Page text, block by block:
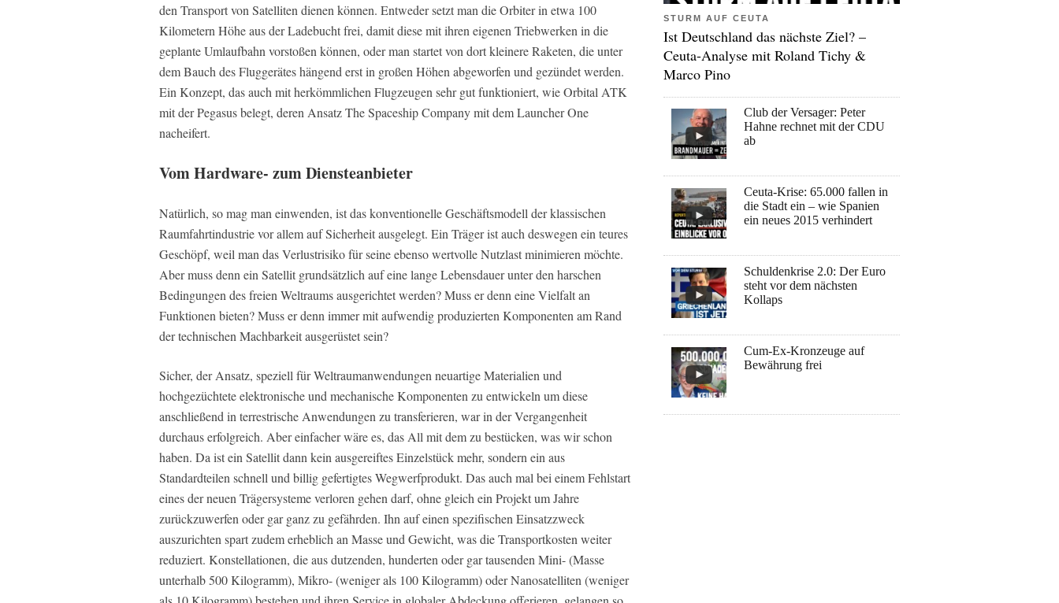
den Transport von Satelliten dienen können. Entweder setzt man die Orbiter in etwa 100
Kilometern Höhe aus der Ladebucht frei, damit diese mit ihren eigenen Triebwerken in die
geplante Umlaufbahn vorstoßen können, oder man startet von dort kleinere Raketen, die unter
dem Bauch des Fluggerätes hängend erst in großen Höhen abgeworfen und gezündet werden.
Ein Konzept, das auch mit herkömmlichen Flugzeugen sehr gut funktioniert, wie Orbital ATK
mit der Pegasus belegt, deren Ansatz The Spaceship Company mit dem Launcher One
nacheifert.
Vom Hardware- zum Diensteanbieter
Natürlich, so mag man einwenden, ist das konventionelle Geschäftsmodell der klassischen
Raumfahrtindustrie vor allem auf Sicherheit ausgelegt. Ein Träger ist auch deswegen ein teures
Geschöpf, weil man das Verlustrisiko für seine ebenso wertvolle Nutzlast minimieren möchte.
Aber muss denn ein Satellit grundsätzlich auf eine lange Lebensdauer unter den harschen
Bedingungen des freien Weltraums ausgerichtet werden? Muss er denn eine Vielfalt an
Funktionen bieten? Muss er denn immer mit aufwendig produzierten Komponenten am Rand
der technischen Machbarkeit ausgerüstet sein?
Sicher, der Ansatz, speziell für Weltraumanwendungen neuartige Materialien und
hochgezüchtete elektronische und mechanische Komponenten zu entwickeln um diese
anschließend in terrestrische Anwendungen zu transferieren, war in der Vergangenheit
durchaus erfolgreich. Aber einfacher wäre es, das All mit dem zu bestücken, was wir schon
haben. Da ist ein Satellit dann kein ausgereiftes Einzelstück mehr, sondern ein aus
Standardteilen schnell und billig gefertigtes Wegwerfprodukt. Das auch mal bei einem Fehlstart
eines der neuen Trägersysteme verloren gehen darf, ohne gleich ein Projekt um Jahre
zurückzuwerfen oder gar ganz zu gefährden. Ihn auf einen spezifischen Einsatzzweck
auszurichten spart zudem erheblich an Masse und Gewicht, was die Transportkosten weiter
reduziert. Konstellationen, die aus dutzenden, hunderten oder gar tausenden Mini- (Masse
unterhalb 500 Kilogramm), Mikro- (weniger als 100 Kilogramm) oder Nanosatelliten (weniger
STURM AUF CEUTA
Ist Deutschland das nächste Ziel? –
Ceuta-Analyse mit Roland Tichy &
Marco Pino
Club der Versager: Peter
Hahne rechnet mit der CDU
ab
Ceuta-Krise: 65.000 fallen in
die Stadt ein – wie Spanien
ein neues 2015 verhindert
Schuldenkrise 2.0: Der Euro
steht vor dem nächsten
Kollaps
Cum-Ex-Kronzeuge auf
Bewährung frei